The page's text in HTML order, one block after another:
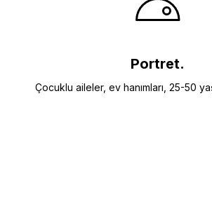
Portret.
Çocuklu aileler, ev hanımları, 25-50